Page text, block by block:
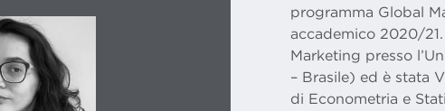
programma Global
accademico 2020/
Marketing presso
– Brasile) ed è stata
di Econometria e